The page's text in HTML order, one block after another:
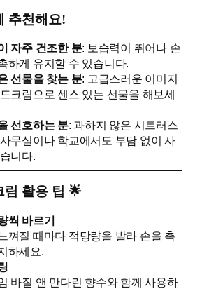
추천해요!
자주 건조한 분: 보습력이 뛰어나 손
하게 유지할 수 있습니다.
선물을 찾는 분: 고급스러운 이미지
크림으로 센스 있는 선물을 해보세
선호하는 분: 과하지 않은 시트러스
무실이나 학교에서도 부담 없이 사
니다.
림 활용 팁 🌟
씩 바르기
껴질 때마다 적당량을 발라 손을 촉
하세요.
바질 앤 만다린 향수와 함께 사용하